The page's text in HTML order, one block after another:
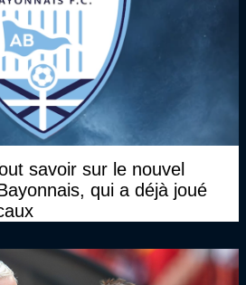
savoir sur le nouvel
qui a déjà joué